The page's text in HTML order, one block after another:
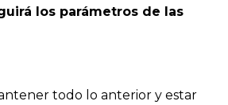
los parámetros de las
todo lo anterior y estar